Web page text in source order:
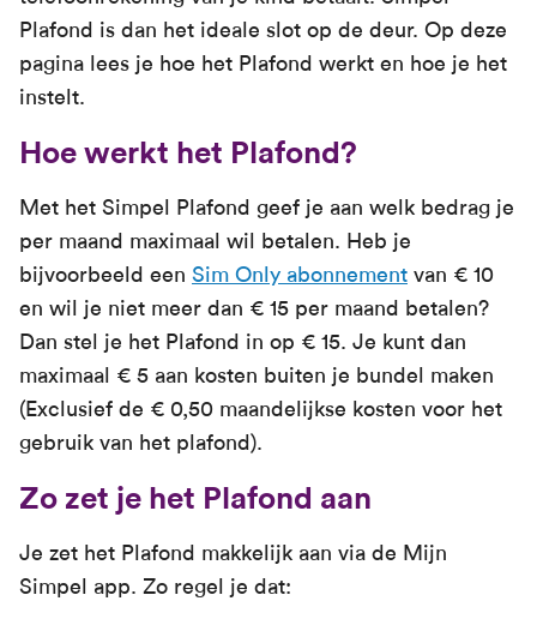
Plafond is dan het ideale slot op de deur. Op deze
pagina lees je hoe het Plafond werkt en hoe je het
instelt.
Hoe werkt het Plafond?
Met het Simpel Plafond geef je aan welk bedrag je
per maand maximaal wil betalen. Heb je
bijvoorbeeld een Sim Only abonnement van € 10
en wil je niet meer dan € 15 per maand betalen?
Dan stel je het Plafond in op € 15. Je kunt dan
maximaal € 5 aan kosten buiten je bundel maken
(Exclusief de € 0,50 maandelijkse kosten voor het
gebruik van het plafond).
Zo zet je het Plafond aan
Je zet het Plafond makkelijk aan via de Mijn
Simpel app. Zo regel je dat: